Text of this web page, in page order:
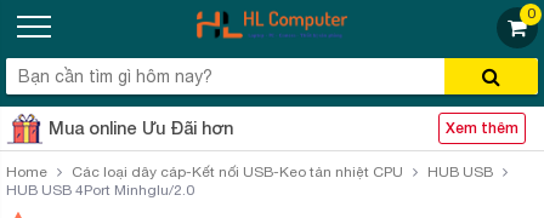
0
Mua online Ưu Đãi hơn Xem thêm
Home Các loại dây cáp-Kết nối USB-Keo tản nhiệt CPU
HUB USB
HUB USB 4Port Minhglu/2.0